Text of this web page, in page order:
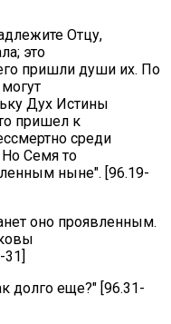
Отцу,
это
пришли души их. По
Дух Истины
пришел к
среди
Семя то
ныне". [96.19-
оно проявленным.
долго еще?" [96.31-